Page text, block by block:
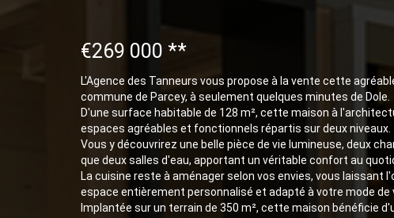
€269 000 **
L'Agence des Tanneurs vous propose à la vente cette
commune de Parcey, à seulement quelques minutes de Dole.
D'une surface habitable de 128 m², cette maison à
espaces agréables et fonctionnels répartis sur deux niveaux.
Vous y découvrirez une belle pièce de vie lumineuse, deux
que deux salles d'eau, apportant un véritable confort au
La cuisine reste à aménager selon vos envies, vous laissant
espace entièrement personnalisé et adapté à votre mode de
Implantée sur un terrain de 350 m², cette maison bénéficie